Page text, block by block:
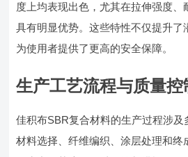
度上均表现出色，尤其在拉伸强度、
具有明显优势。这些特性不仅提升了
为使用者提供了更高的安全保障。
生产工艺流程与质量控
佳积布SBR复合材料的生产过程涉
材料选择、纤维编织、涂层处理和终